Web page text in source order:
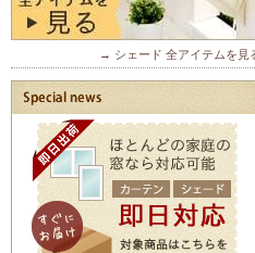
→ シェード 全アイテムを見